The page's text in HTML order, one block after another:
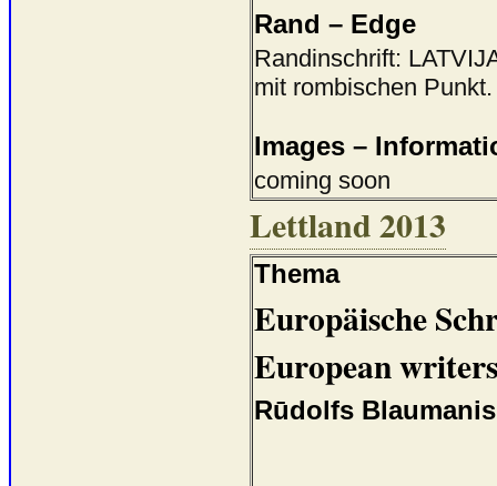
Rand – Edge
Randinschrift:
mit rombischen Punkt.
Images –
coming soon
Lettland 2013
Thema
Europäische
European writers
Rūdolfs